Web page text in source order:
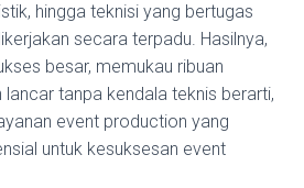
hingga teknisi yang bertugas
secara terpadu. Hasilnya,
besar, memukau ribuan
tanpa kendala teknis berarti,
event production yang
untuk kesuksesan event